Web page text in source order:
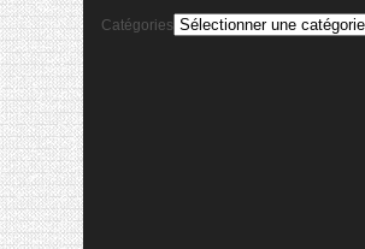
Catégories